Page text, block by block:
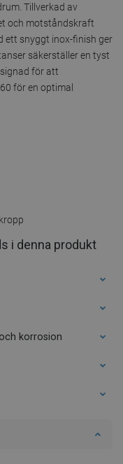
Tillverkad av
och motståndskraft
ett snyggt inox-finish ger
säkerställer en tyst
för att
för en optimal
i denna produkt
korrosion